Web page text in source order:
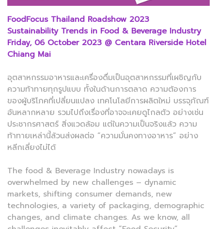
FoodFocus Thailand Roadshow 2023
Sustainability Trends in Food & Beverage Industry
Friday, 06 October 2023 @ Centara Riverside Hotel
Chiang Mai
อุตสาหกรรมอาหารและเครื่องดื่มเป็นอุตสาหกรรมที่เผชิญกับ
ความท้าทายทุกรูปแบบ ทั้งในด้านการตลาด ความต้องการ
ของผู้บริโภคที่เปลี่ยนแปลง เทคโนโลยีการผลิตใหม่ บรรจุภัณฑ์
อันหลากหลาย รวมไปถึงเรื่องที่อาจจะเคยดูไกลตัว อย่างเช่น
ประชากรศาสตร์ สิ่งแวดล้อม แต่ในความเป็นจริงแล้ว ความ
ท้าทายเหล่านี้ล้วนส่งผลต่อ “ความมั่นคงทางอาหาร” อย่าง
หลีกเลี่ยงไม่ได้
The food & Beverage Industry nowadays is
overwhelmed by new challenges – dynamic
markets, shifting consumer demands, new
technologies, a variety of packaging, demographic
changes, and climate changes. As we know, all